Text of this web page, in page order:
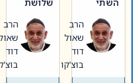
וערב של
חיינו
הרב
שאול
דוד
בוצ'קו
האבות
הרב
שאול
דוד
בוצ'קו